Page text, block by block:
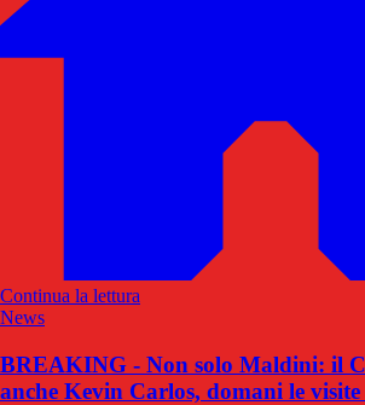
Continua la lettura
News
BREAKING - Non solo Maldini: il
anche Kevin Carlos, domani le visite